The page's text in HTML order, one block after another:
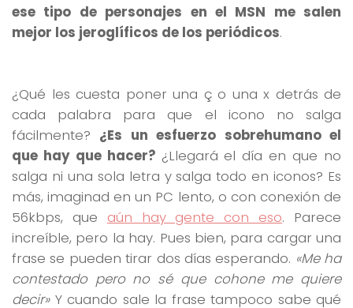
ese tipo de personajes en el MSN me salen
mejor los jeroglíficos de los periódicos.
¿Qué les cuesta poner una ç o una x detrás de
cada palabra para que el icono no salga
fácilmente? ¿Es un esfuerzo sobrehumano el
que hay que hacer?¿Llegará el día en que no
salga ni una sola letra y salga todo en iconos? Es
más, imaginad en un PC lento, o con conexión de
56kbps, que aún hay gente con eso. Parece
increíble, pero la hay. Pues bien, para cargar una
frase se pueden tirar dos días esperando. «Me ha
contestado pero no sé que cohone me quiere
decir»Y cuando sale la frase tampoco sabe qué